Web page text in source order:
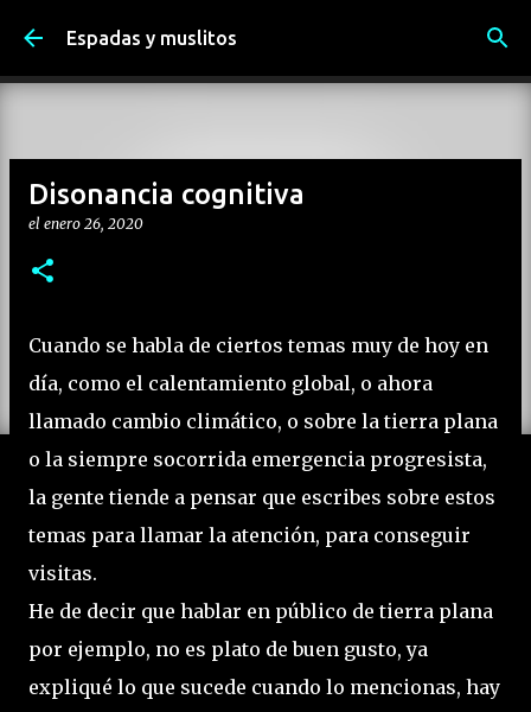
Ir al contenido principal
Espadas y muslitos
Disonancia cognitiva
el enero 26, 2020
Cuando se habla de ciertos temas muy de hoy en
día, como el calentamiento global, o ahora
llamado cambio climático, o sobre la tierra plana
o la siempre socorrida emergencia progresista,
la gente tiende a pensar que escribes sobre estos
temas para llamar la atención, para conseguir
visitas.
He de decir que hablar en público de tierra plana
por ejemplo, no es plato de buen gusto, ya
expliqué lo que sucede cuando lo mencionas, hay